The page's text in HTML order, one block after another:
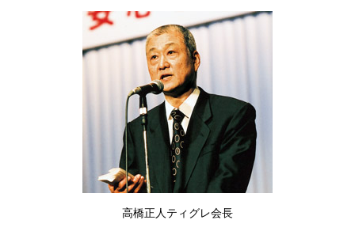
高橋正人ティグレ会長